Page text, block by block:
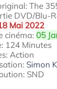
The
DVD/Blu-
Mai 2022
cinéma: 05
124 Minutes
Action
Simon
SND